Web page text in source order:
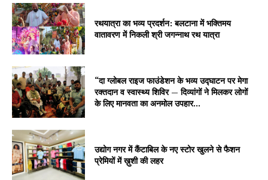
रथयात्रा का भव्य प्रदर्शन: बलटाना में भक्तिमय
वातावरण में निकली श्री जगन्नाथ रथ यात्रा
“दा ग्लोबल राइज फाउंडेशन के भव्य उद्घाटन पर मेगा
रक्तदान व स्वास्थ्य शिविर — दिव्यांगों ने मिलकर लोगों
के लिए मानवता का अनमोल उपहार...
उद्योग नगर में कैंटाबिल के नए स्टोर खुलने से फैशन
प्रेमियों में ख़ुशी की लहर